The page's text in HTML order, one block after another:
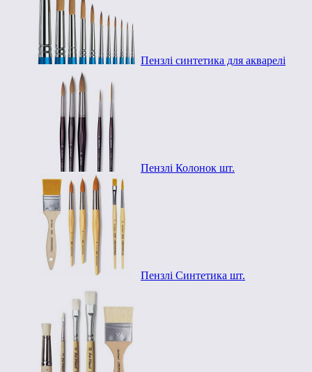
Пензлі синтетика для акварелі
Пензлі Колонок шт.
Пензлі Синтетика шт.